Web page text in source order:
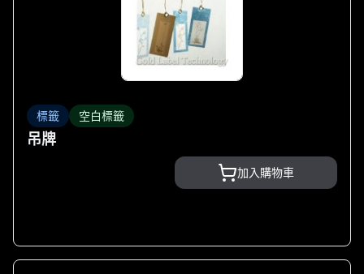
標籤 空白標籤
吊牌
加入購物車